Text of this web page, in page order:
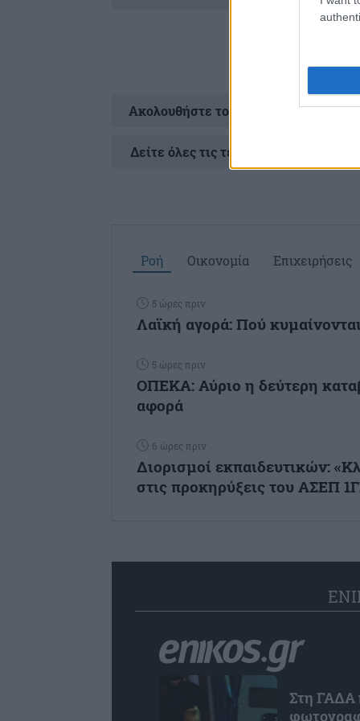
Ακολουθήστε το
Δείτε όλες τις τελευταίες
Ροή Οικονομία Επιχειρήσεις
5 ώρες πριν
Λαϊκή αγορά: Πού
5 ώρες πριν
ΟΠΕΚΑ: Αύριο η δεύτερη
αφορά
6 ώρες πριν
Διορισμοί εκπαιδευτικών:
στις προκηρύξεις του ΑΣΕΠ
Στη ΓΑΔΑ